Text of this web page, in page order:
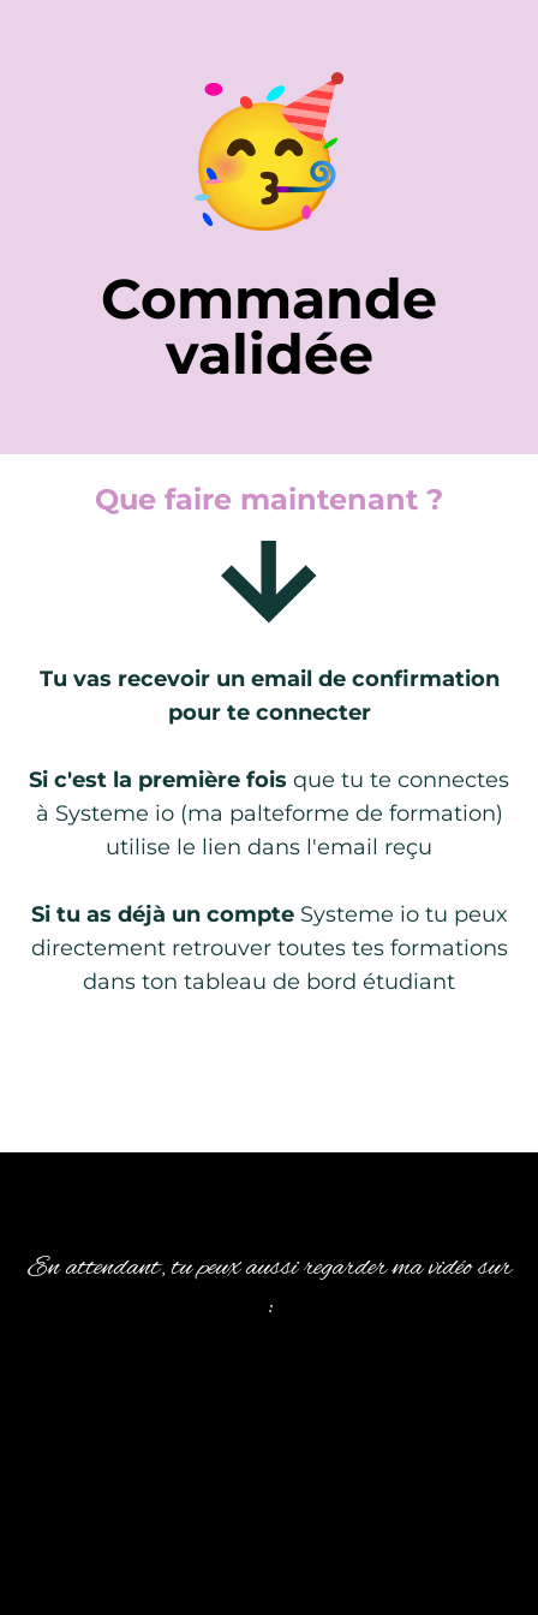
Commande
validée
Que faire maintenant ?
Tu vas recevoir un email de confirmation
pour te connecter
Si c'est la première fois que tu te connectes
à Systeme io (ma palteforme de formation)
utilise le lien dans l'email reçu
Si tu as déjà un compteSysteme io tu peux
directement retrouver toutes tes formations
dans ton tableau de bord étudiant
En attendant, tu peux aussi regarder ma vidéo sur
: